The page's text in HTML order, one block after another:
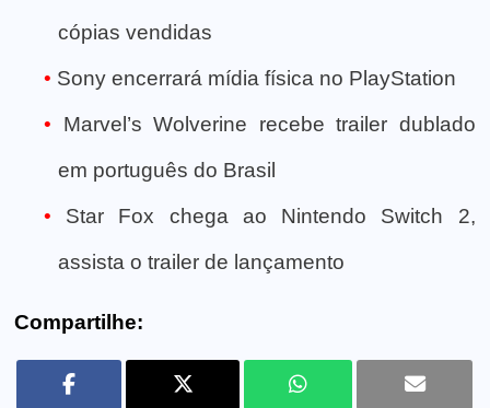
cópias vendidas
Sony encerrará mídia física no PlayStation
Marvel’s Wolverine recebe trailer dublado
em português do Brasil
Star Fox chega ao Nintendo Switch 2,
assista o trailer de lançamento
Compartilhe: